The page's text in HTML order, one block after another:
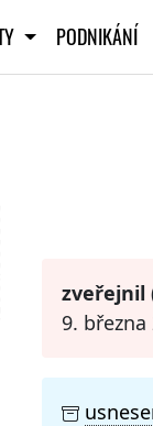
PODNIKÁNÍ
zveřejnil
9. března